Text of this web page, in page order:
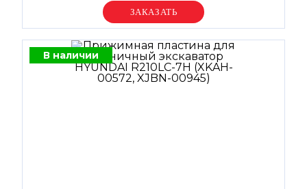
Уточняйте цену
В наличии